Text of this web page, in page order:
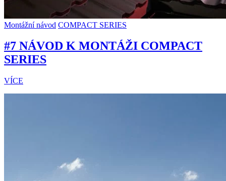
Montážní návod COMPACT SERIES
#7 NÁVOD K MONTÁŽI COMPACT
SERIES
VÍCE